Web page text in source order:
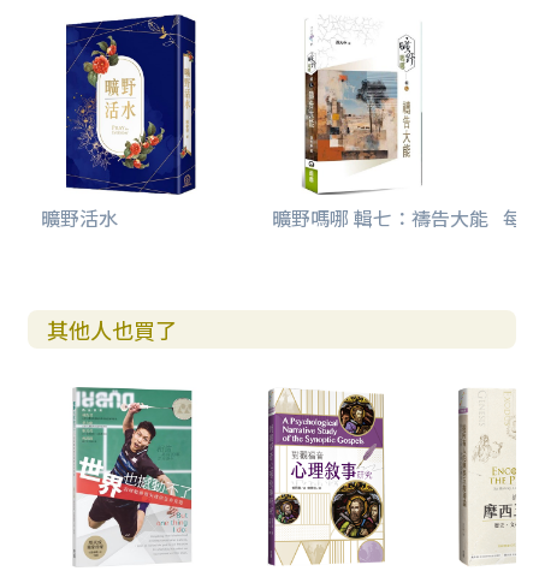
曠野活水 曠野嗎哪 輯七：禱告大能 每
其他人也買了